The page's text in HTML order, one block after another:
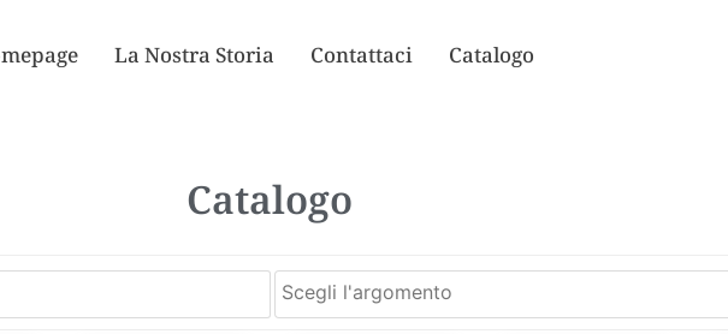
La Nostra Storia Contattaci Catalogo
Catalogo